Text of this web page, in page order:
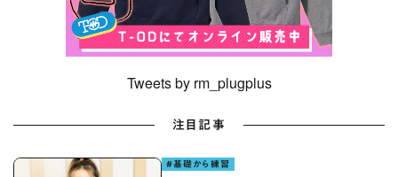
Tweets by rm_plugplus
注目記事
#基礎から練習